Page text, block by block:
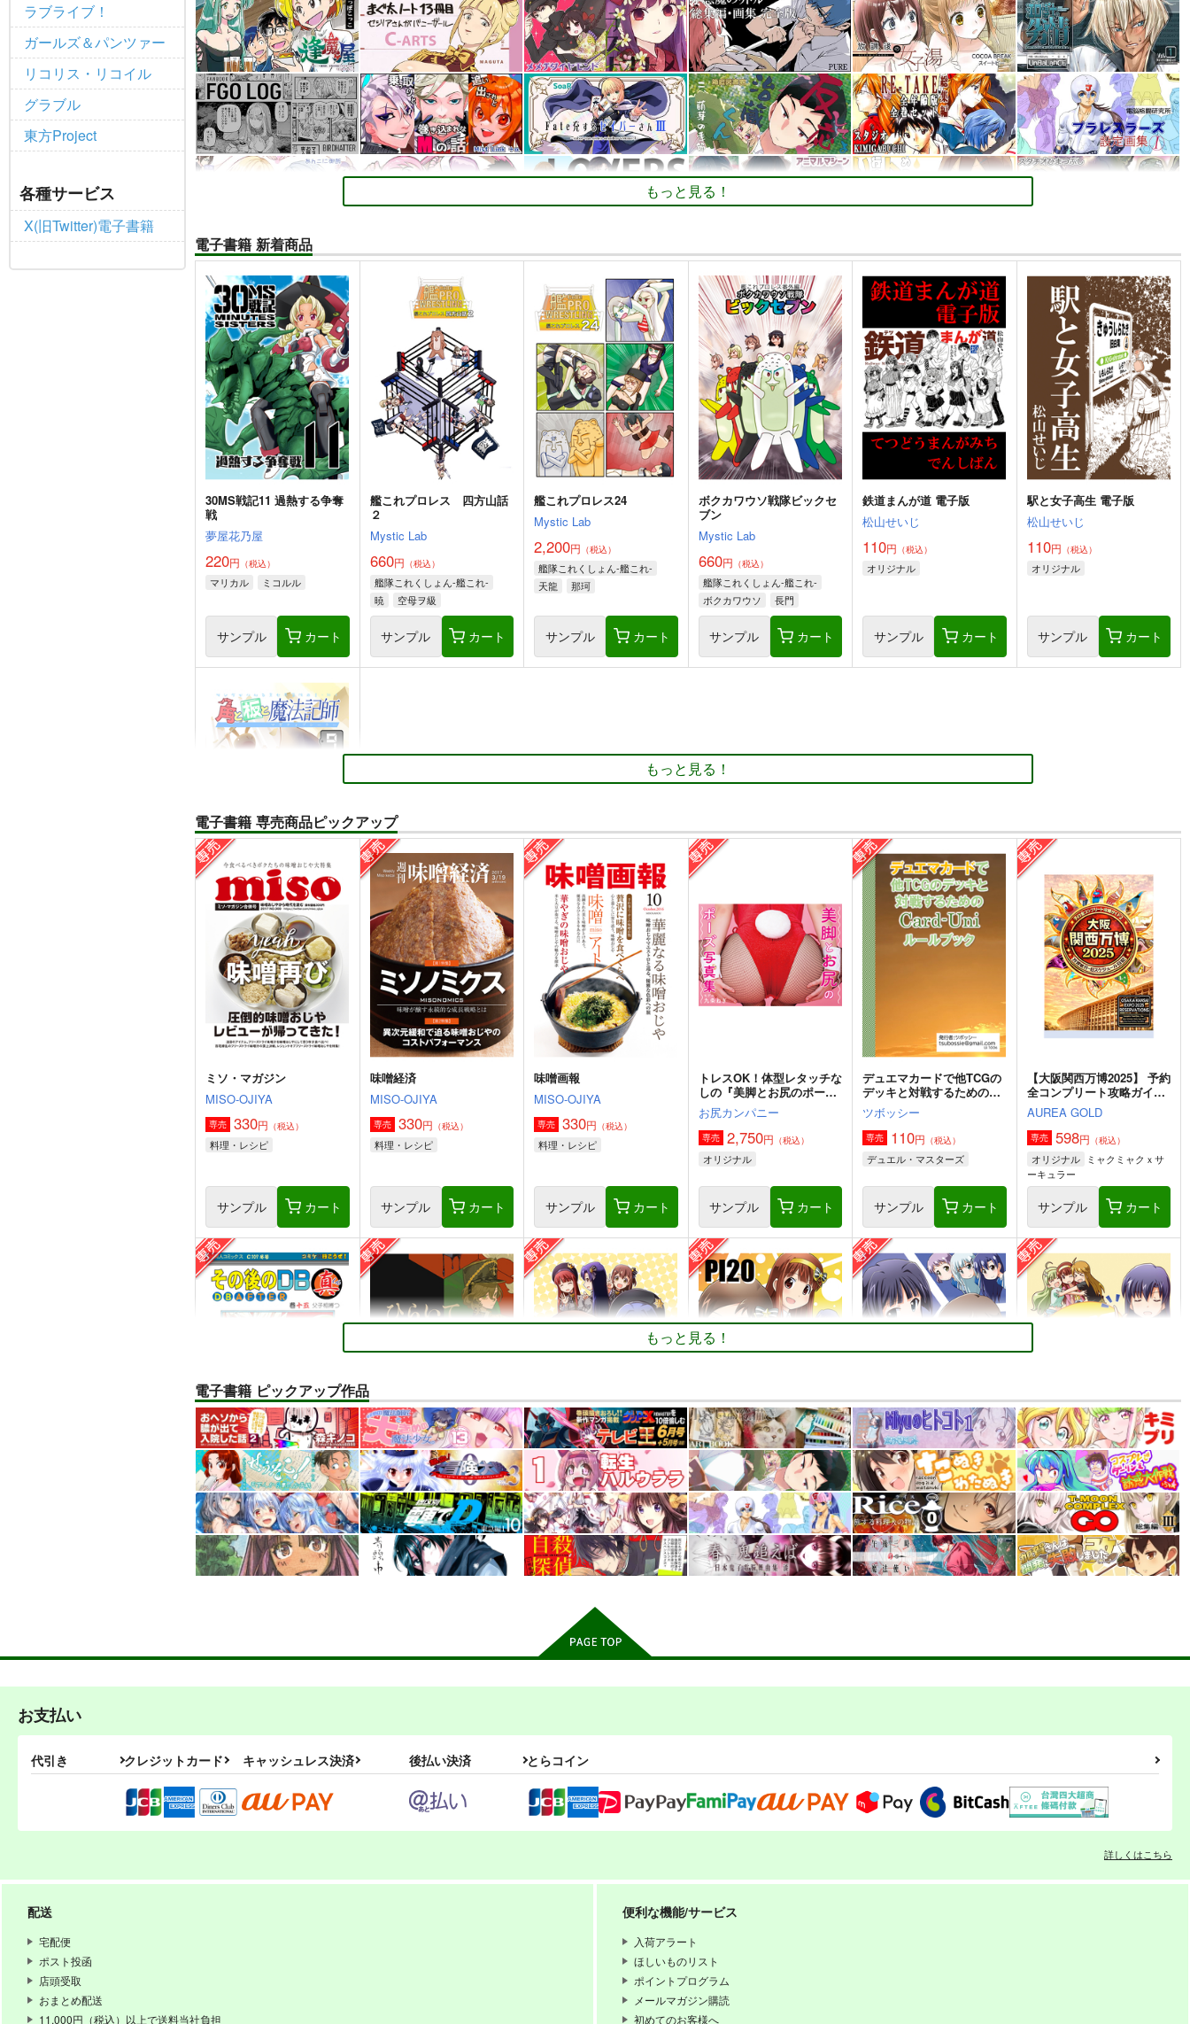
ラブライブ！
ガールズ＆パンツァー
リコリス・リコイル
グラブル
東方Project
各種サービス
X(旧Twitter)電子書籍
もっと見る！
電子書籍 新着商品
30MS戦記11 過熱する争奪
戦
夢屋花乃屋
220円 （税込）
マリカル ミコルル
サンプル カート
艦これプロレス 四方山話
２
Mystic Lab
660円 （税込）
艦隊これくしょん-艦これ-
暁
空母ヲ級
サンプル カート
艦これプロレス24
Mystic Lab
2,200円 （税込）
艦隊これくしょん-艦これ-
天龍
那珂
サンプル カート
ボクカワウソ戦隊ビックセ
ブン
Mystic Lab
660円 （税込）
艦隊これくしょん-艦これ-
ボクカワウソ
長門
コロラド
サンプル カート
鉄道まんが道 電子版
松山せいじ
110円 （税込）
オリジナル
サンプル カート
駅と女子高生 電子版
松山せいじ
110円 （税込）
オリジナル
サンプル カート
角と板と魔法記師9
とりからの巣
440円（税込）
オリジナル
ベル・メリオン
アシオ・グレース
ホワイト
サンプル カート
もっと見る！
電子書籍 専売商品ピックアップ
ミソ・マガジン
MISO-OJIYA
専売 330円 （税込）
料理・レシピ
サンプル カート
味噌経済
MISO-OJIYA
専売 330円 （税込）
料理・レシピ
サンプル カート
味噌画報
MISO-OJIYA
専売 330円 （税込）
料理・レシピ
サンプル カート
トレスOK！体型レタッチな
しの『美脚とお尻のポーズ
写真集／九条ねぎ』
お尻カンパニー
専売 2,750円 （税込）
オリジナル
サンプル カート
デュエマカードで他TCGの
デッキと対戦するための
Card-Uni ルールブック
ツボッシー
専売 110円 （税込）
デュエル・マスターズ
サンプル カート
【大阪関西万博2025】 予約
全コンプリート攻略ガイド
２＆万博旅行１日スケジュ
ール日記: EXPO 女一人の
んびりルーズ旅 11ノンフィ
クション 旅行記
AUREA GOLD
専売 598円 （税込）
オリジナル
ミャクミャクｘサ
ーキュラー
サンプル カート
その後のDB真15巻
スタジオtomorrow
専売 1,210円（税込）
ドラゴンボール
孫悟空
孫悟飯
ピッコロ
ひらいて
あひるセンター
専売 550円（税込）
リバース：1999
レコレータ
エル・アレフ
PI-21
ぱるくす
専売 330円（税込）
THE IDOLM@STER MILLION LIVE!
北沢志保
最上静香
PI-20
ぱるくす
専売 330円（税込）
THE IDOLM@STER MILLION LIVE!
北沢志保
最上静香
田中琴葉
PI-19
ぱるくす
専売 330円（税込）
THE IDOLM@STER MILLION LIVE!
北沢志保
最上静香
PI-18
ぱるくす
専売 330円（税込）
THE IDOLM@STER MILLION LIVE!
七尾百合子×望月杏奈
（税込）
THE IDOLM@STER MILLION LIVE!
最上静香
カート
専売 990
サンプル
アム パッケージアートコレ
アム パッケージアートコレ
もっと見る！
電子書籍 ピックアップ作品
お支払い
代引き クレジットカード キャッシュレス決済 後払い決済 とらコイン
詳しくはこちら
配送
宅配便
ポスト投函
店頭受取
おまとめ配送
11,000円（税込）以上で送料当社負担
便利な機能/サービス
入荷アラート
ほしいものリスト
ポイントプログラム
メールマガジン購読
初めてのお客様へ